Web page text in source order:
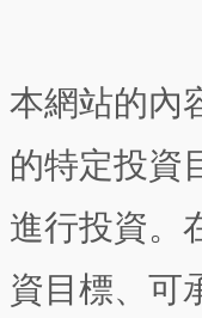
本網站的內
的特定投資
進行投資。
資目標、可